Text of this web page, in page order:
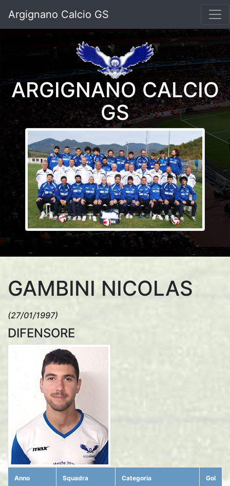
Argignano Calcio GS
ARGIGNANO CALCIO
GS
GAMBINI NICOLAS
(27/01/1997)
DIFENSORE
Anno Squadra Categoria Gol